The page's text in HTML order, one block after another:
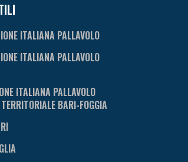
ITALIANA PALLAVOLO
ITALIANA PALLAVOLO
ITALIANA PALLAVOLO
BARI-FOGGIA